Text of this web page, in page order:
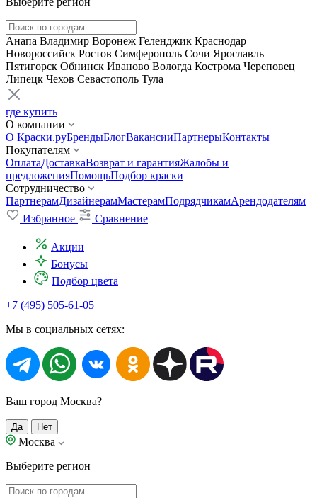
Анапа Владимир Воронеж Геленджик Краснодар
Новороссийск Ростов Симферополь Сочи Ярославль
Пятигорск Обнинск Иваново Вологда Кострома Череповец
Липецк Чехов Севастополь Тула
где купить
О компании
О Краски.руБрендыБлогВакансииПартнерыКонтакты
Покупателям
ОплатаДоставкаВозврат и гарантияЖалобы и
предложенияПомощьПодбор краски
Сотрудничество
ПартнерамДизайнерамМастерамПодрядчикамАрендодателям
Избранное
Сравнение
Акции
Бонусы
Подбор цвета
+7 (495) 505-61-05
Мы в социальных сетях:
Ваш город Москва?
Да Нет
Москва
Выберите регион